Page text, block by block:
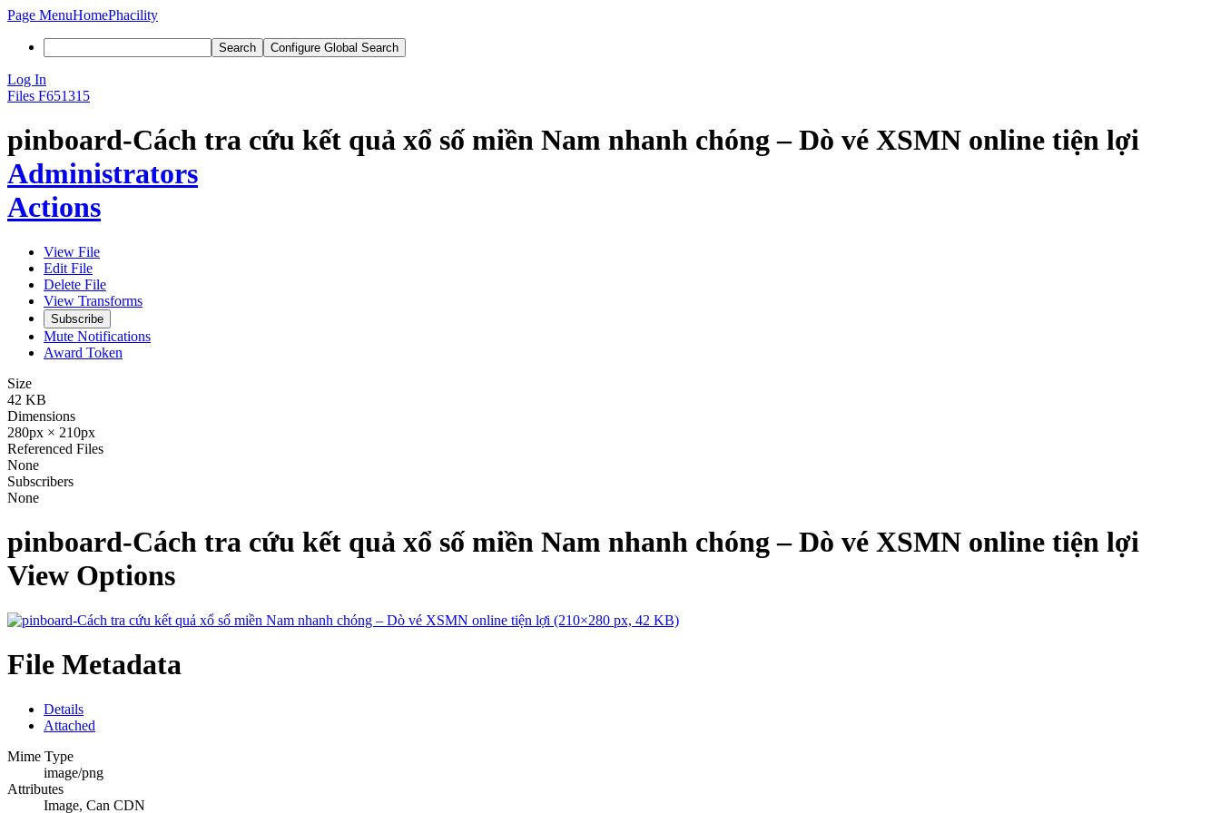
Page MenuHomePhacility
Search Configure Global Search
Log In
Files F651315
pinboard-Cách tra cứu kết quả xổ số miền Nam nhanh chóng – Dò vé XSMN online tiện lợi
Administrators
Actions
View File
Edit File
Delete File
View Transforms
Subscribe
Mute Notifications
Award Token
Size
42 KB
Dimensions
280px × 210px
Referenced Files
None
Subscribers
None
pinboard-Cách tra cứu kết quả xổ số miền Nam nhanh chóng – Dò vé XSMN online tiện lợi
View Options
File Metadata
Details
Attached
Mime Type
image/png
Attributes
Image, Can CDN